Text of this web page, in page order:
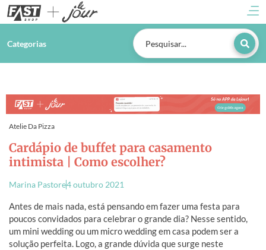
Categorias
Atelie Da Pizza
Cardápio de buffet para casamento
intimista | Como escolher?
Marina Pastore4 outubro 2021
Antes de mais nada, está pensando em fazer uma festa para
poucos convidados para celebrar o grande dia? Nesse sentido,
um mini wedding ou um micro wedding em casa podem ser a
solução perfeita. Logo, a grande dúvida que surge neste